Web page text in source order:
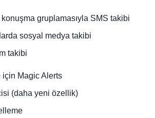
gruplamasıyla SMS takibi
sosyal medya takibi
takibi
Magic Alerts
(daha yeni özellik)